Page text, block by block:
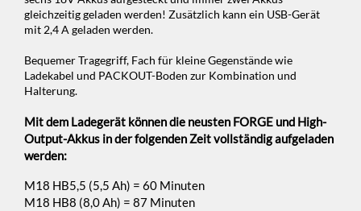
gleichzeitig geladen werden! Zusätzlich kann ein USB-Gerät
mit 2,4 A geladen werden.
Bequemer Tragegriff, Fach für kleine Gegenstände wie
Ladekabel und PACKOUT-Boden zur Kombination und
Halterung.
Mit dem Ladegerät können die neusten FORGE und High-
Output-Akkus in der folgenden Zeit vollständig aufgeladen
werden:
M18 HB5,5 (5,5 Ah) = 60 Minuten
M18 HB8 (8,0 Ah) = 87 Minuten